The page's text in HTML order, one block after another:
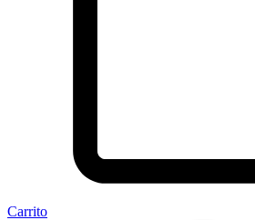
Carrito